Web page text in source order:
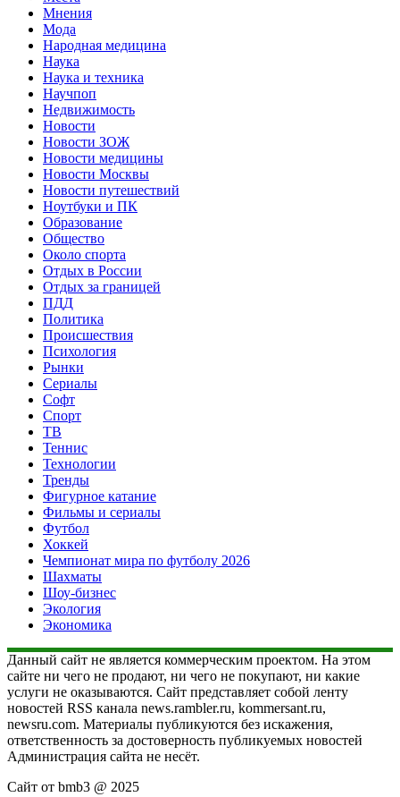
Мнения
Мода
Народная медицина
Наука
Наука и техника
Научпоп
Недвижимость
Новости
Новости ЗОЖ
Новости медицины
Новости Москвы
Новости путешествий
Ноутбуки и ПК
Образование
Общество
Около спорта
Отдых в России
Отдых за границей
ПДД
Политика
Происшествия
Психология
Рынки
Сериалы
Софт
Спорт
ТВ
Теннис
Технологии
Тренды
Фигурное катание
Фильмы и сериалы
Футбол
Хоккей
Чемпионат мира по футболу 2026
Шахматы
Шоу-бизнес
Экология
Экономика
Данный сайт не является коммерческим проектом. На этом
сайте ни чего не продают, ни чего не покупают, ни какие
услуги не оказываются. Сайт представляет собой ленту
новостей RSS канала news.rambler.ru, kommersant.ru,
newsru.com. Материалы публикуются без искажения,
ответственность за достоверность публикуемых новостей
Администрация сайта не несёт.
Сайт от bmb3 @ 2025